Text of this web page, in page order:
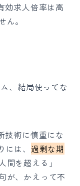
効求人倍率は高
。
、結局使ってな
技術に慎重にな
は、 過剰な期
間を超える」
が、かえって不